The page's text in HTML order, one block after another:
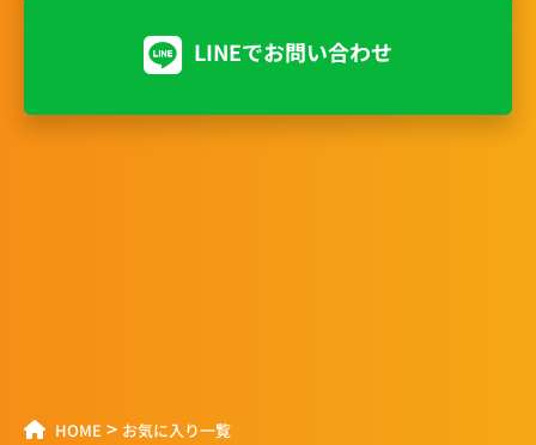
LINEでお問い合わせ
HOME > お気に入り一覧